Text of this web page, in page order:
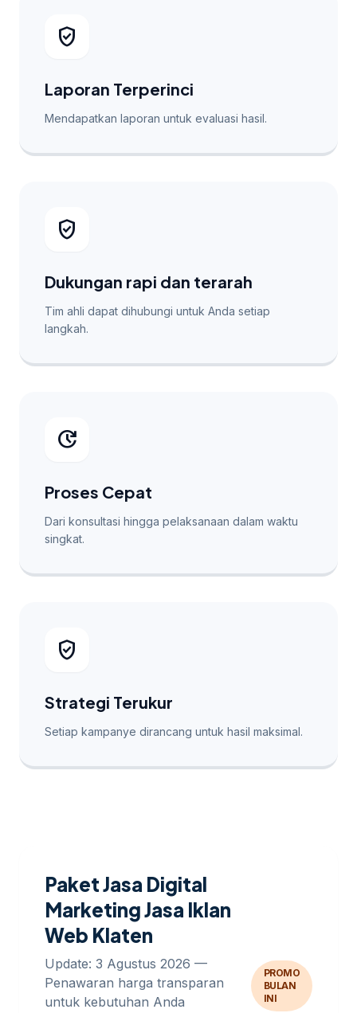
verified_user
Laporan Terperinci
Mendapatkan laporan untuk evaluasi hasil.
verified_user
Dukungan rapi dan terarah
Tim ahli dapat dihubungi untuk Anda setiap
langkah.
update
Proses Cepat
Dari konsultasi hingga pelaksanaan dalam waktu
singkat.
verified_user
Strategi Terukur
Setiap kampanye dirancang untuk hasil maksimal.
Paket Jasa Digital
Marketing Jasa Iklan
Web Klaten
Update: 3 Agustus 2026 —
Penawaran harga transparan
untuk kebutuhan Anda
PROMO
BULAN
INI